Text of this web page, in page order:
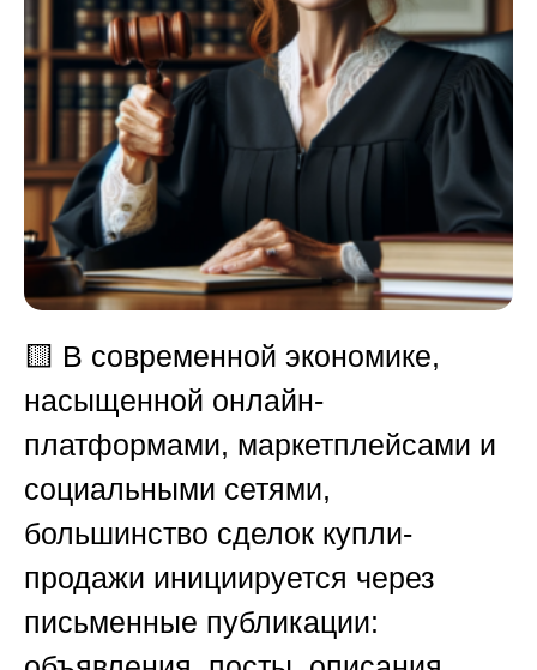
🟨 В современной экономике,
насыщенной онлайн-
платформами, маркетплейсами и
социальными сетями,
большинство сделок купли-
продажи инициируется через
письменные публикации: